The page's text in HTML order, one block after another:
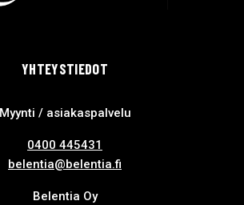
YHTEYSTIEDOT
Myynti / asiakaspalvelu
0400 445431
belentia@belentia.fi
Belentia Oy